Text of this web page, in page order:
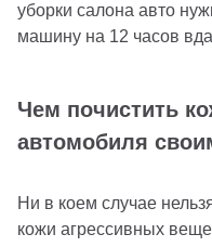
уборки салона авто
машину на 12 часов
Чем почистить
автомобиля
Ни в коем случае
кожи агрессивных